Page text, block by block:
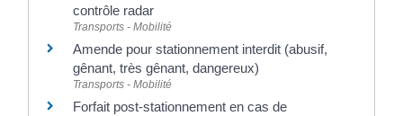
contrôle radar
Transports - Mobilité
Amende pour stationnement interdit (abusif,
gênant, très gênant, dangereux)
Transports - Mobilité
Forfait post-stationnement en cas de